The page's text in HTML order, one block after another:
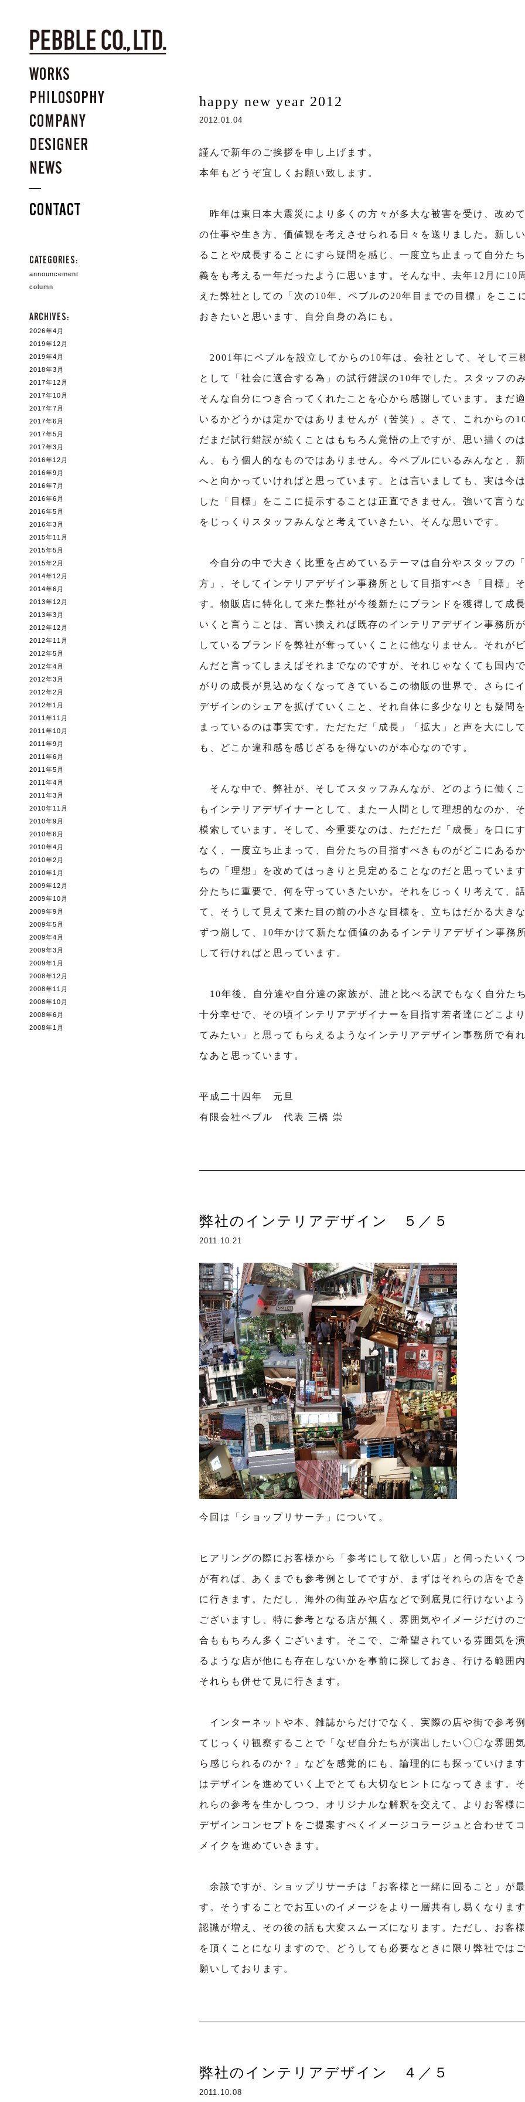
WORKS
PHILOSOPHY
COMPANY
DESIGNER
NEWS
CONTACT
CATEGORIES:
announcement
column
ARCHIVES:
2026年4月
2019年12月
2019年4月
2018年3月
2017年12月
2017年10月
2017年7月
2017年6月
2017年5月
2017年3月
2016年12月
2016年9月
2016年7月
2016年6月
2016年5月
2016年3月
2015年11月
2015年5月
2015年2月
2014年12月
2014年6月
2013年12月
2013年3月
2012年12月
2012年11月
2012年5月
2012年4月
2012年3月
2012年2月
2012年1月
2011年11月
2011年10月
2011年9月
2011年6月
2011年5月
2011年4月
2011年3月
2010年11月
2010年9月
2010年6月
2010年4月
2010年2月
2010年1月
2009年12月
2009年10月
2009年9月
2009年5月
2009年4月
2009年3月
2009年1月
2008年12月
2008年11月
2008年10月
2008年6月
2008年1月
happy new year 2012
2012.01.04
謹んで新年のご挨拶を申し上げます。
本年もどうぞ宜しくお願い致します。
昨年は東日本大震災により多くの方々が多大な被害を受け、改め
の仕事や生き方、価値観を考えさせられる日々を送りました。新し
ることや成長することにすら疑問を感じ、一度立ち止まって自分た
義をも考える一年だったように思います。そんな中、去年12月に10
えた弊社としての「次の10年、ペブルの20年目までの目標」をここ
おきたいと思います、自分自身の為にも。
2001年にペブルを設立してからの10年は、会社として、そして三
として「社会に適合する為」の試行錯誤の10年でした。スタッフの
そんな自分につき合ってくれたことを心から感謝しています。まだ
いるかどうかは定かではありませんが（苦笑）。さて、これからの
だまだ試行錯誤が続くことはもちろん覚悟の上ですが、思い描くの
ん、もう個人的なものではありません。今ペブルにいるみんなと、
へと向かっていければと思っています。とは言いましても、実は今
した「目標」をここに提示することは正直できません。強いて言う
をじっくりスタッフみんなと考えていきたい、そんな思いです。
今自分の中で大きく比重を占めているテーマは自分やスタッフの
方」、そしてインテリアデザイン事務所として目指すべき「目標」
す。物販店に特化して来た弊社が今後新たにブランドを獲得して成
いくと言うことは、言い換えれば既存のインテリアデザイン事務所
しているブランドを弊社が奪っていくことに他なりません。それが
んだと言ってしまえばそれまでなのですが、それじゃなくても国内
がりの成長が見込めなくなってきているこの物販の世界で、さらに
デザインのシェアを拡げていくこと、それ自体に多少なりとも疑問
まっているのは事実です。ただただ「成長」「拡大」と声を大にし
も、どこか違和感を感じざるを得ないのが本心なのです。
そんな中で、弊社が、そしてスタッフみんなが、どのように働く
もインテリアデザイナーとして、また一人間として理想的なのか、
模索しています。そして、今重要なのは、ただただ「成長」を口に
なく、一度立ち止まって、自分たちの目指すべきものがどこにある
ちの「理想」を改めてはっきりと見定めることなのだと思っていま
分たちに重要で、何を守っていきたいか。それをじっくり考えて、
て、そうして見えて来た目の前の小さな目標を、立ちはだかる大き
ずつ崩して、10年かけて新たな価値のあるインテリアデザイン事務
して行ければと思っています。
10年後、自分達や自分達の家族が、誰と比べる訳でもなく自分た
十分幸せで、その頃インテリアデザイナーを目指す若者達にどこよ
てみたい」と思ってもらえるようなインテリアデザイン事務所で有
なあと思っています。
平成二十四年 元旦
有限会社ペブル 代表 三橋 崇
弊社のインテリアデザイン ５／５
2011.10.21
今回は 「ショップリサーチ」 について。
ヒアリングの際にお客様から「参考にして欲しい店」と伺ったいく
が有れば、あくまでも参考例としてですが、まずはそれらの店をで
に行きます。ただし、海外の街並みや店などで到底見に行けないよ
ございますし、特に参考となる店が無く、雰囲気やイメージだけの
合ももちろん多くございます。そこで、ご希望されている雰囲気を
るような店が他にも存在しないかを事前に探しておき、行ける範囲
それらも併せて見に行きます。
インターネットや本、雑誌からだけでなく、実際の店や街で参考
てじっくり観察することで「なぜ自分たちが演出したい〇〇な雰囲
ら感じられるのか？」などを感覚的にも、論理的にも探っていけま
はデザインを進めていく上でとても大切なヒントになってきます。
れらの参考を生かしつつ、オリジナルな解釈を交えて、よりお客様
デザインコンセプトをご提案すべくイメージコラージュと合わせて
メイクを進めていきます。
余談ですが、ショップリサーチは「お客様と一緒に回ること」が
す。そうすることでお互いのイメージをより一層共有し易くなりま
認識が増え、その後の話も大変スムーズになります。ただし、お客
を頂くことになりますので、どうしても必要なときに限り弊社では
願いしております。
弊社のインテリアデザイン ４／５
2011.10.08